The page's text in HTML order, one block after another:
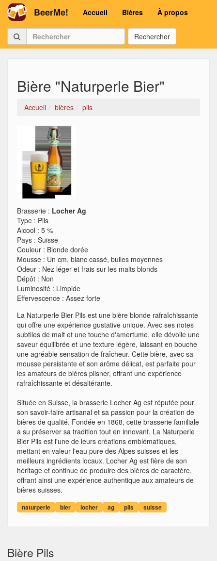
BeerMe! Accueil Bières À propos
Rechercher
Bière "Naturperle Bier"
Accueil bières pils
Brasserie : Locher Ag
Type : Pils
Alcool : 5 %
Pays : Suisse
Couleur : Blonde dorée
Mousse : Un cm, blanc cassé, bulles moyennes
Odeur : Nez léger et frais sur les malts blonds
Dépôt : Non
Luminosité : Limpide
Effervescence : Assez forte
La Naturperle Bier Pils est une bière blonde rafraîchissante
qui offre une expérience gustative unique. Avec ses notes
subtiles de malt et une touche d'amertume, elle dévoile une
saveur équilibrée et une texture légère, laissant en bouche
une agréable sensation de fraîcheur. Cette bière, avec sa
mousse persistante et son arôme délicat, est parfaite pour
les amateurs de bières pilsner, offrant une expérience
rafraîchissante et désaltérante.
Située en Suisse, la brasserie Locher Ag est réputée pour
son savoir-faire artisanal et sa passion pour la création de
bières de qualité. Fondée en 1868, cette brasserie familiale
a su préserver sa tradition tout en innovant. La Naturperle
Bier Pils est l'une de leurs créations emblématiques,
mettant en valeur l'eau pure des Alpes suisses et les
meilleurs ingrédients locaux. Locher Ag est fière de son
héritage et continue de produire des bières de caractère,
offrant ainsi une expérience authentique aux amateurs de
bières suisses.
naturperle bier locher ag pils suisse
Bière Pils